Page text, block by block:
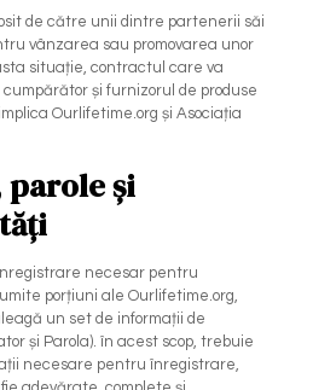
de către unii dintre partenerii săi
vânzarea sau promovarea unor
situație, contractul care va
și furnizorul de produse
Ourlifetime.org și Asociația
și
necesar pentru
porțiuni ale Ourlifetime.org,
un set de informații de
și Parola). în acest scop, trebuie
necesare pentru înregistrare,